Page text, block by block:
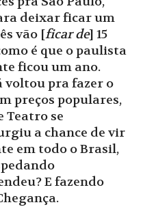
deixar ficar um
vão [ficar de] 15
é que o paulista
ficou um ano.
voltou pra fazer o
preços populares,
Teatro se
a chance de vir
em todo o Brasil,
E fazendo